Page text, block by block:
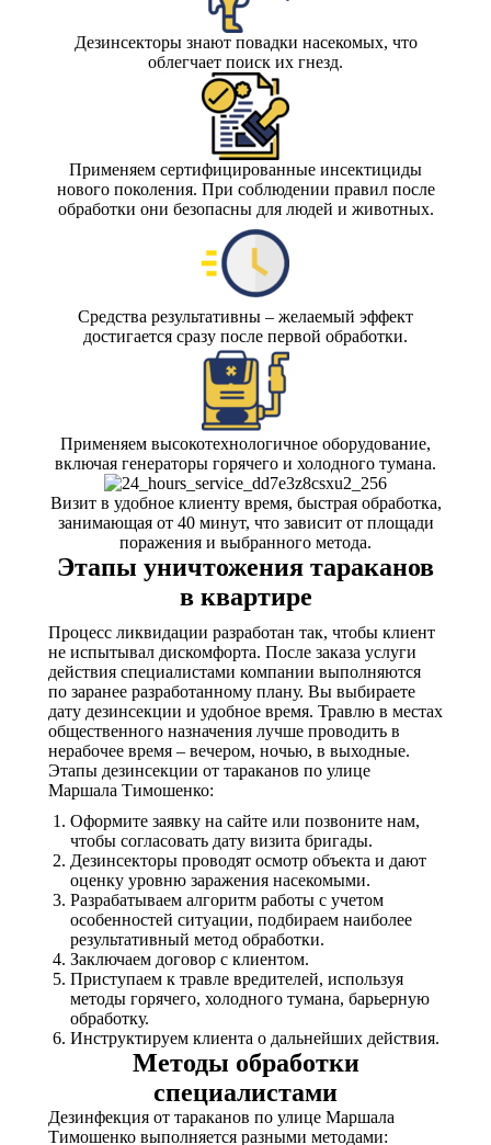
Дезинсекторы знают повадки насекомых, что
облегчает поиск их гнезд.
Применяем сертифицированные инсектициды
нового поколения. При соблюдении правил после
обработки они безопасны для людей и животных.
Средства результативны – желаемый эффект
достигается сразу после первой обработки.
Применяем высокотехнологичное оборудование,
включая генераторы горячего и холодного тумана.
Визит в удобное клиенту время, быстрая обработка,
занимающая от 40 минут, что зависит от площади
поражения и выбранного метода.
Этапы уничтожения тараканов
в квартире
Процесс ликвидации разработан так, чтобы клиент
не испытывал дискомфорта. После заказа услуги
действия специалистами компании выполняются
по заранее разработанному плану. Вы выбираете
дату дезинсекции и удобное время. Травлю в местах
общественного назначения лучше проводить в
нерабочее время – вечером, ночью, в выходные.
Этапы дезинсекции от тараканов по улице
Маршала Тимошенко:
Оформите заявку на сайте или позвоните нам,
чтобы согласовать дату визита бригады.
Дезинсекторы проводят осмотр объекта и дают
оценку уровню заражения насекомыми.
Разрабатываем алгоритм работы с учетом
особенностей ситуации, подбираем наиболее
результативный метод обработки.
Заключаем договор с клиентом.
Приступаем к травле вредителей, используя
методы горячего, холодного тумана, барьерную
обработку.
Инструктируем клиента о дальнейших действия.
Методы обработки
специалистами
Дезинфекция от тараканов по улице Маршала
Тимошенко выполняется разными методами: